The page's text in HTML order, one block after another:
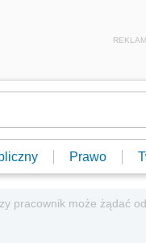
Prawo
pracownik może żądać